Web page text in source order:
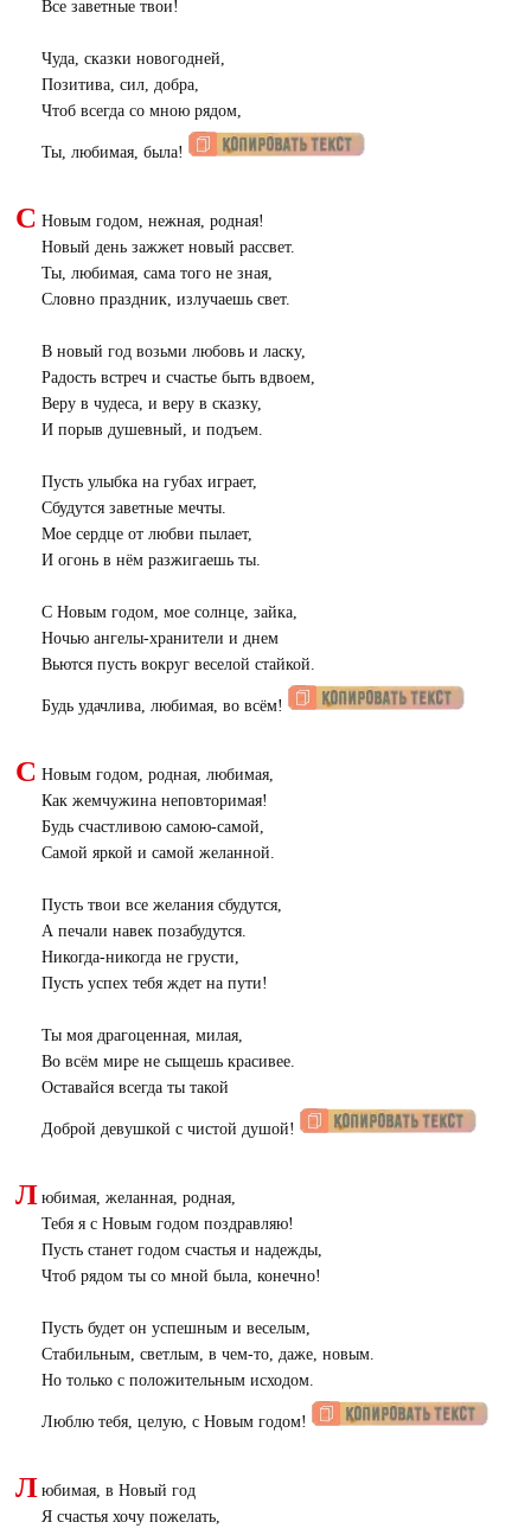
Все заветные твои!
Чуда, сказки новогодней,
Позитива, сил, добра,
Чтоб всегда со мною рядом,
Ты, любимая, была!
С Новым годом, нежная, родная!
Новый день зажжет новый рассвет.
Ты, любимая, сама того не зная,
Словно праздник, излучаешь свет.
В новый год возьми любовь и ласку,
Радость встреч и счастье быть вдвоем,
Веру в чудеса, и веру в сказку,
И порыв душевный, и подъем.
Пусть улыбка на губах играет,
Сбудутся заветные мечты.
Мое сердце от любви пылает,
И огонь в нём разжигаешь ты.
С Новым годом, мое солнце, зайка,
Ночью ангелы-хранители и днем
Вьются пусть вокруг веселой стайкой.
Будь удачлива, любимая, во всём!
С Новым годом, родная, любимая,
Как жемчужина неповторимая!
Будь счастливою самою-самой,
Самой яркой и самой желанной.
Пусть твои все желания сбудутся,
А печали навек позабудутся.
Никогда-никогда не грусти,
Пусть успех тебя ждет на пути!
Ты моя драгоценная, милая,
Во всём мире не сыщешь красивее.
Оставайся всегда ты такой
Доброй девушкой с чистой душой!
Л юбимая, желанная, родная,
Тебя я с Новым годом поздравляю!
Пусть станет годом счастья и надежды,
Чтоб рядом ты со мной была, конечно!
Пусть будет он успешным и веселым,
Стабильным, светлым, в чем-то, даже, новым.
Но только с положительным исходом.
Люблю тебя, целую, с Новым годом!
Л юбимая, в Новый год
Я счастья хочу пожелать,